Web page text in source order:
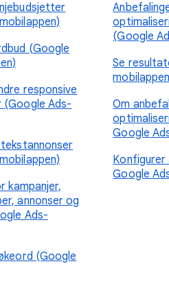
(Google
responsive
(Google Ads-
kampanjer,
annonser og
Ads-
(Google
(Google
Se
Om
Google
Konfigurer
Google